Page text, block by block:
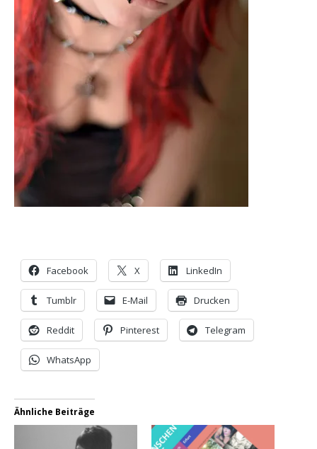
Facebook X LinkedIn
Tumblr E-Mail Drucken
Reddit Pinterest Telegram
WhatsApp
Ähnliche Beiträge